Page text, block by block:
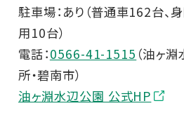
駐車場：あり（普通車162台、
用10台）
電話：0566-41-1515 （油ヶ
所・碧南市）
油ヶ淵水辺公園 公式HP